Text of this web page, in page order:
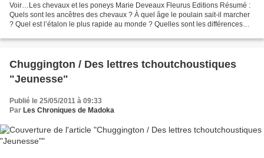
Voir…Les chevaux et les poneys Marie Deveaux Fleurus Editions Résumé :
Quels sont les ancêtres des chevaux ? À quel âge le poulain sait-il marcher
? Quel est l’étalon le plus rapide au monde ? Quelles sont les différences
Chuggington / Des lettres tchoutchoustiques
"Jeunesse"
Publié le 25/05/2011 à 09:33
Par Les Chroniques de Madoka